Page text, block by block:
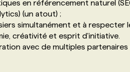
en référencement naturel
(un atout) ;
simultanément et à respecter
créativité et esprit d'initiative.
avec de multiples